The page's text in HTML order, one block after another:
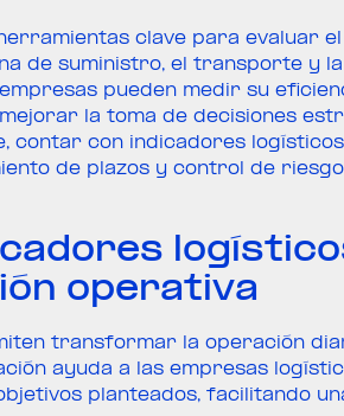
clave para evaluar
de suministro, el transporte y
pueden medir su
la toma de decisiones
contar con indicadores
de plazos y control de
operativa
transformar la operación
ayuda a las empresas
planteados, facilitando